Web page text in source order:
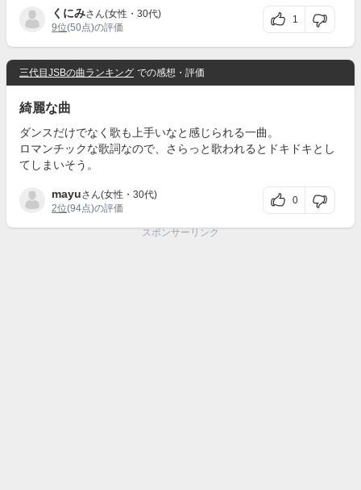
くにみさん(女性・30代)
9位(50点)の評価
1
三代目JSBの曲ランキング での感想・評価
綺麗な曲
ダンスだけでなく歌も上手いなと感じられる一曲。
ロマンチックな歌詞なので、さらっと歌われるとドキドキとし
てしまいそう。
mayuさん(女性・30代)
2位(94点)の評価
0
スポンサーリンク